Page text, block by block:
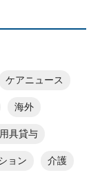
ケアニュース
海外
具貸与
ョン 介護